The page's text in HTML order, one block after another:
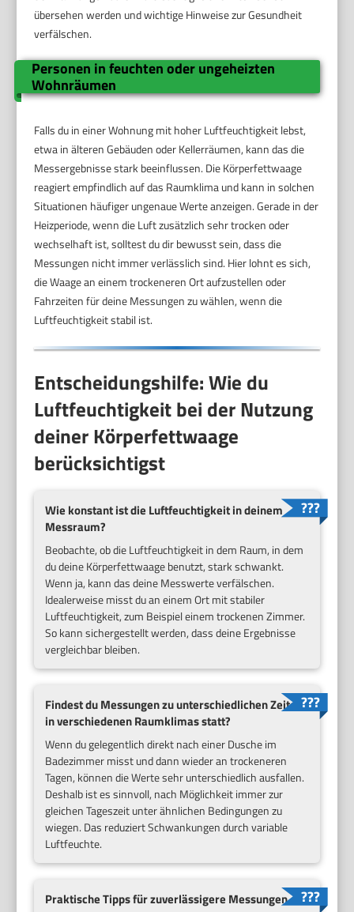
übersehen werden und wichtige Hinweise zur Gesundheit
verfälschen.
Personen in feuchten oder ungeheizten
Wohnräumen
Falls du in einer Wohnung mit hoher Luftfeuchtigkeit lebst,
etwa in älteren Gebäuden oder Kellerräumen, kann das die
Messergebnisse stark beeinflussen. Die Körperfettwaage
reagiert empfindlich auf das Raumklima und kann in solchen
Situationen häufiger ungenaue Werte anzeigen. Gerade in der
Heizperiode, wenn die Luft zusätzlich sehr trocken oder
wechselhaft ist, solltest du dir bewusst sein, dass die
Messungen nicht immer verlässlich sind. Hier lohnt es sich,
die Waage an einem trockeneren Ort aufzustellen oder
Fahrzeiten für deine Messungen zu wählen, wenn die
Luftfeuchtigkeit stabil ist.
Entscheidungshilfe: Wie du
Luftfeuchtigkeit bei der Nutzung
deiner Körperfettwaage
berücksichtigst
Wie konstant ist die Luftfeuchtigkeit in deinem
Messraum?
Beobachte, ob die Luftfeuchtigkeit in dem Raum, in dem
du deine Körperfettwaage benutzt, stark schwankt.
Wenn ja, kann das deine Messwerte verfälschen.
Idealerweise misst du an einem Ort mit stabiler
Luftfeuchtigkeit, zum Beispiel einem trockenen Zimmer.
So kann sichergestellt werden, dass deine Ergebnisse
vergleichbar bleiben.
Findest du Messungen zu unterschiedlichen Zeiten
in verschiedenen Raumklimas statt?
Wenn du gelegentlich direkt nach einer Dusche im
Badezimmer misst und dann wieder an trockeneren
Tagen, können die Werte sehr unterschiedlich ausfallen.
Deshalb ist es sinnvoll, nach Möglichkeit immer zur
gleichen Tageszeit unter ähnlichen Bedingungen zu
wiegen. Das reduziert Schwankungen durch variable
Luftfeuchte.
Praktische Tipps für zuverlässigere Messungen